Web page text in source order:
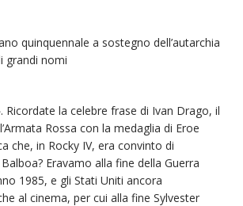
quinquennale a sostegno dell’autarchia
grandi nomi
Ricordate la celebre frase di Ivan Drago, il
Rossa con la medaglia di Eroe
che, in Rocky IV, era convinto di
Eravamo alla fine della Guerra
1985, e gli Stati Uniti ancora
al cinema, per cui alla fine Sylvester